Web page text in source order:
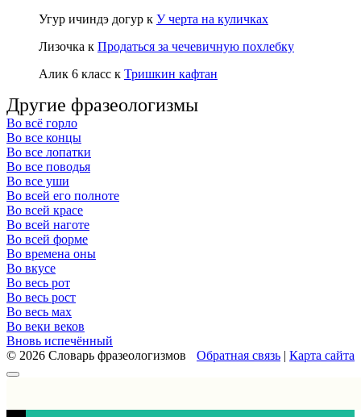
Угур ичиндэ догур к У черта на куличках
Лизочка к Продаться за чечевичную похлебку
Алик 6 класс к Тришкин кафтан
Другие фразеологизмы
Во всё горло
Во все концы
Во все лопатки
Во все поводья
Во все уши
Во всей его полноте
Во всей красе
Во всей наготе
Во всей форме
Во времена оны
Во вкусе
Во весь рот
Во весь рост
Во весь мах
Во веки веков
Вновь испечённый
© 2026 Словарь фразеологизмов
Обратная связь | Карта сайта